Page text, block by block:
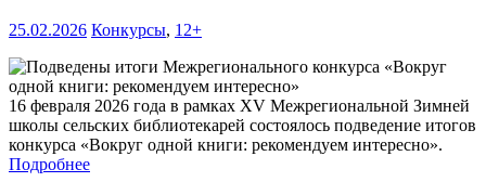
25.02.2026 Конкурсы, 12+
16 февраля 2026 года в рамках XV Межрегиональной Зимней
школы сельских библиотекарей состоялось подведение итогов
конкурса «Вокруг одной книги: рекомендуем интересно».
Подробнее